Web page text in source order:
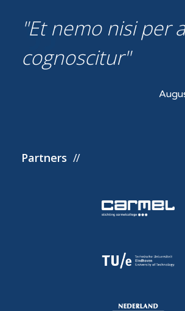
Et nemo nisi per
cognoscitur
Partners